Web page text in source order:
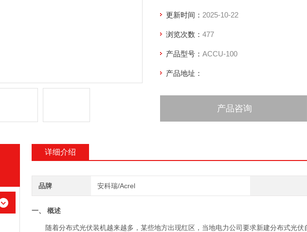
更新时间： 2025-10-22
浏览次数： 477
产品型号： ACCU-100
产品地址：
产品咨询
详细介绍
品牌 安科瑞/Acrel
一、 概述
随着分布式光伏装机越来越多，某些地方出现红区，当地电力公司要求新建分布式光